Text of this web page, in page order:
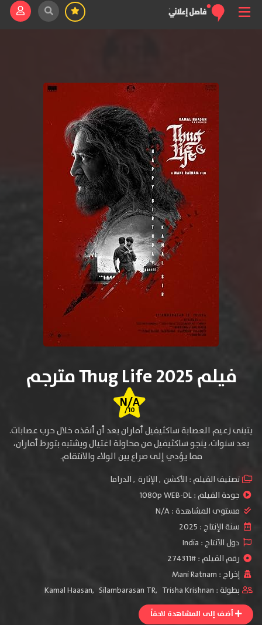
فيلم Thug Life 2025 مترجم
N/A
/10
يتبنى زعيم العصابة ساكثيفيل أماران بعد أن أنقذه خلال حرب عصابات.
بعد سنوات، ينجو ساكثيفيل من محاولة اغتيال ويشتبه بتورط أماران،
مما يؤدي إلى صراع بين الولاء والانتقام.
تصنيف الفيلم : الأكشن ,الإثارة ,الدراما
جودة الفيلم :1080p WEB-DL
مستوى المشاهدة :N/A
سنة الإنتاج : 2025
دول الأنتاج : India
رقم الفيلم : #274311
إخراج : Mani Ratnam
بطولة :
Kamal Haasan, Silambarasan TR, Trisha Krishnan
أضف إلى المشاهدة لاحقاً